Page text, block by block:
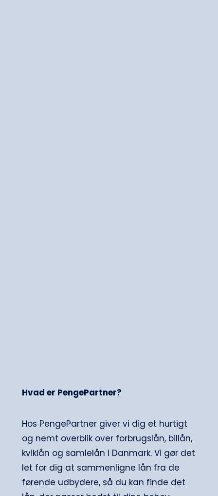
Hvad er PengePartner?
Hos PengePartner giver vi dig et hurtigt
og nemt overblik over forbrugslån, billån,
kviklån og samlelån i Danmark. Vi gør det
let for dig at sammenligne lån fra de
førende udbydere, så du kan finde det